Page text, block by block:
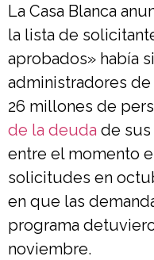
La Casa Blanca
la lista de
aprobados» había
administradores
26 millones de
de la deuda de
entre el momento
solicitudes en
en que las
programa
noviembre.